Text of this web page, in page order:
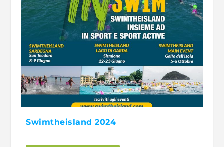
Swimtheisland 2024